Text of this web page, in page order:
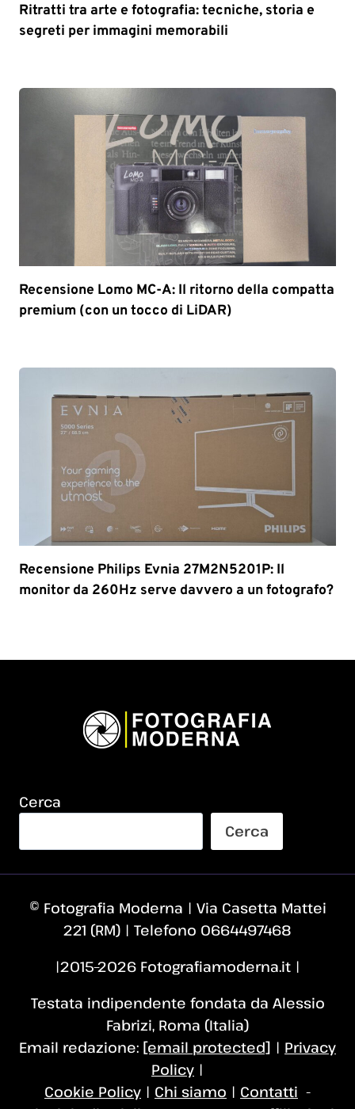
Ritratti tra arte e fotografia: tecniche, storia e
segreti per immagini memorabili
Recensione Lomo MC-A: Il ritorno della compatta
premium (con un tocco di LiDAR)
Recensione Philips Evnia 27M2N5201P: Il
monitor da 260Hz serve davvero a un fotografo?
Cerca
Cerca
© Fotografia Moderna | Via Casetta Mattei
221 (RM) | Telefono 0664497468
|2015–2026 Fotografiamoderna.it |
Testata indipendente fondata da Alessio
Fabrizi, Roma (Italia)
Email redazione: [email protected] | Privacy
Policy |
Cookie Policy | Chi siamo | Contatti -